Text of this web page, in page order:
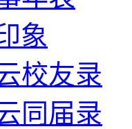
象
校友录
同届录